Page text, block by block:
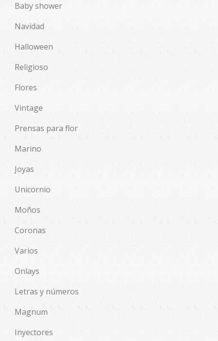
Baby shower
Navidad
Halloween
Religioso
Flores
Vintage
Prensas para flor
Marino
Joyas
Unicornio
Moños
Coronas
Varios
Onlays
Letras y números
Magnum
Inyectores